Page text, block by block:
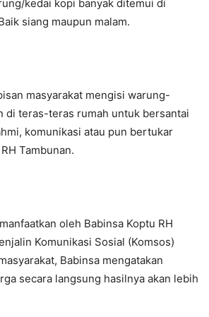
kedai kopi banyak ditemui di
siang maupun malam.
masyarakat mengisi warung-
di teras-teras rumah untuk bersantai
komunikasi atau pun bertukar
Tambunan.
oleh Babinsa Koptu RH
Komunikasi Sosial (Komsos)
Babinsa mengatakan
secara langsung hasilnya akan lebih